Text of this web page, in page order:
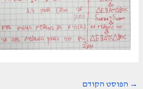
Post
→ הפוסט הקודם